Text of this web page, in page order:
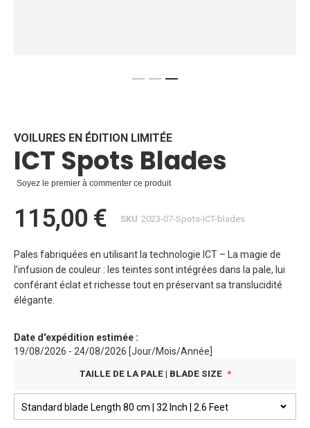
beginning
of
the
images
VOILURES EN ÉDITION LIMITÉE
ICT Spots Blades
Soyez le premier à commenter ce produit
115,00 € SKU 2023-07-Spots-ICT-blades
Pales fabriquées en utilisant la technologie ICT – La magie de
l’infusion de couleur : les teintes sont intégrées dans la pale, lui
conférant éclat et richesse tout en préservant sa translucidité
élégante.
Date d'expédition estimée :
19/08/2026 - 24/08/2026 [Jour/Mois/Année]
TAILLE DE LA PALE | BLADE SIZE